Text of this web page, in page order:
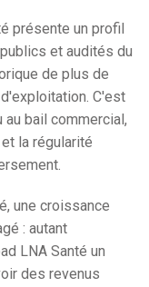
présente un profil
et audités du
de plus de
C'est
bail commercial,
la régularité
une croissance
: autant
LNA Santé un
des revenus